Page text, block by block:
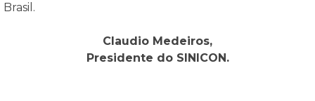
Brasil.
Claudio Medeiros,
Presidente do SINICON.